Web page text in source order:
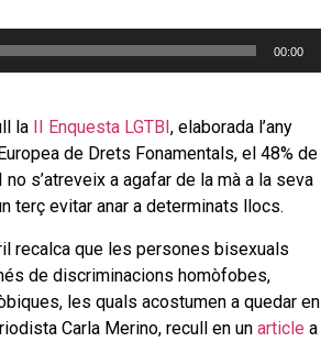
00:00
la II Enquesta LGTBI , elaborada l’any
de Drets Fonamentals, el 48% de
no s’atreveix a agafar de la mà a la seva
terç evitar anar a determinats llocs.
recalca que les persones bisexuals
de discriminacions homòfobes,
les quals acostumen a quedar en
Carla Merino, recull en un article a